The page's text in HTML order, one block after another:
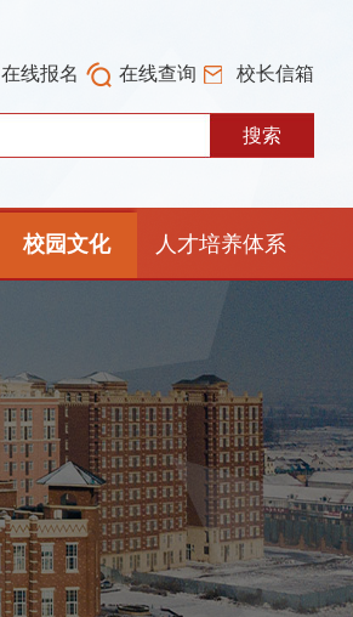
校长信箱
在线查询
在线报名
校园文化 人才培养体系